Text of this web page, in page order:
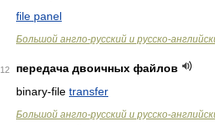
file panel
Большой англо-русский и русско-
12
передача двоичных файлов
binary-file transfer
Большой англо-русский и русско-